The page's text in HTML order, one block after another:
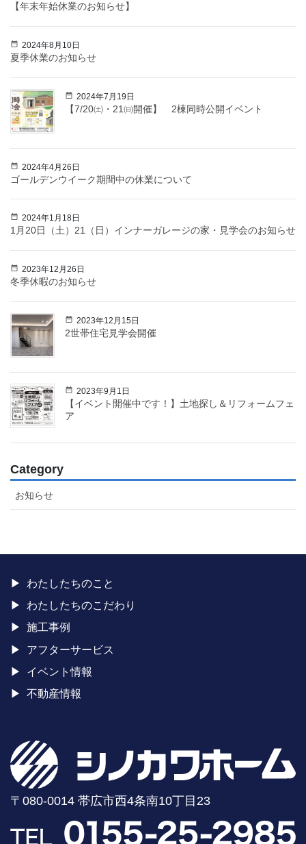
【年末年始休業のお知らせ】
2024年8月10日
夏季休業のお知らせ
2024年7月19日
【7/20㈯・21㈰開催】 2棟同時公開イベント
2024年4月26日
ゴールデンウイーク期間中の休業について
2024年1月18日
1月20日（土）21（日）インナーガレージの家・見学会のお知らせ
2023年12月26日
冬季休暇のお知らせ
2023年12月15日
2世帯住宅見学会開催
2023年9月1日
【イベント開催中です！】土地探し＆リフォームフェ
ア
Category
お知らせ
わたしたちのこと
わたしたちのこだわり
施工事例
アフターサービス
イベント情報
不動産情報
〒080-0014 帯広市西4条南10丁目23